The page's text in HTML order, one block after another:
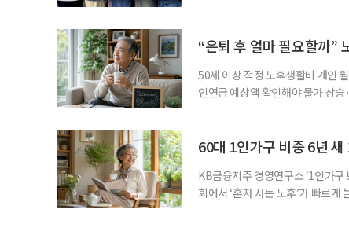
점에서 선정된 요양보호사들에게
“은퇴 후 얼마 필요할까”
50세 이상 적정 노후생활비 개인
인연금 예상액 확인해야 물가 상
준비의 출발점이라는 조언이 나온
60대 1인가구 비중 6년
KB금융지주 경영연구소 ‘1인가
회에서 ‘혼자 사는 노후’가 빠르